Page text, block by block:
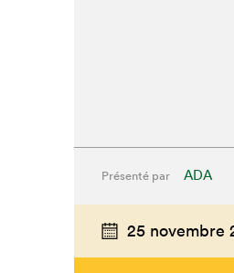
Présenté par ADA
25 novembre